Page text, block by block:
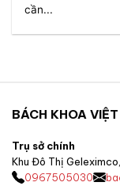
cần...
BÁCH KHOA
Trụ sở chính
Khu Đô Thị
0967505030